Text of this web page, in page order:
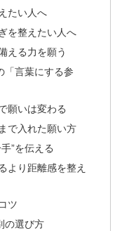
たい人へ
を整えたい人へ
える力を願う
「言葉にする参
願いは変わる
で入れた願い方
”を伝える
より距離感を整え
ツ
の選び方